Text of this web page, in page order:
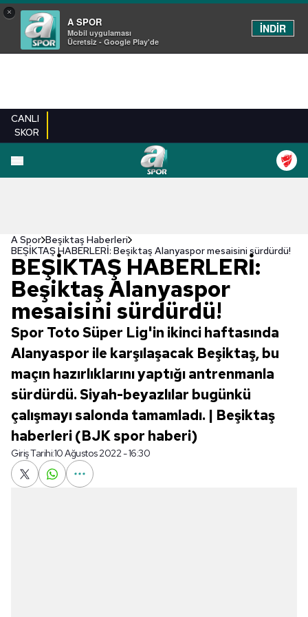
×
A SPOR
Mobil uygulaması
Ücretsiz - Google Play'de
İNDİR
CANLI
SKOR
A Spor Beşiktaş Haberleri
BEŞİKTAŞ HABERLERİ: Beşiktaş Alanyaspor mesaisini sürdürdü!
BEŞİKTAŞ HABERLERİ:
Beşiktaş Alanyaspor
mesaisini sürdürdü!
Spor Toto Süper Lig'in ikinci haftasında
Alanyaspor ile karşılaşacak Beşiktaş, bu
maçın hazırlıklarını yaptığı antrenmanla
sürdürdü. Siyah-beyazlılar bugünkü
çalışmayı salonda tamamladı. | Beşiktaş
haberleri (BJK spor haberi)
Giriş Tarihi:10 Ağustos 2022 - 16:30